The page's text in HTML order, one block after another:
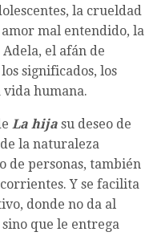
la crueldad
mal entendido, la
el afán de
significados, los
humana.
La hija su deseo de
la naturaleza
de personas, también
Y se facilita
donde no da al
sino que le entrega